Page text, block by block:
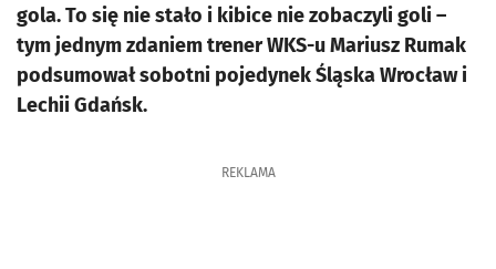
gola. To się nie stało i kibice nie zobaczyli goli –
tym jednym zdaniem trener WKS-u Mariusz Rumak
podsumował sobotni pojedynek Śląska Wrocław i
Lechii Gdańsk.
REKLAMA